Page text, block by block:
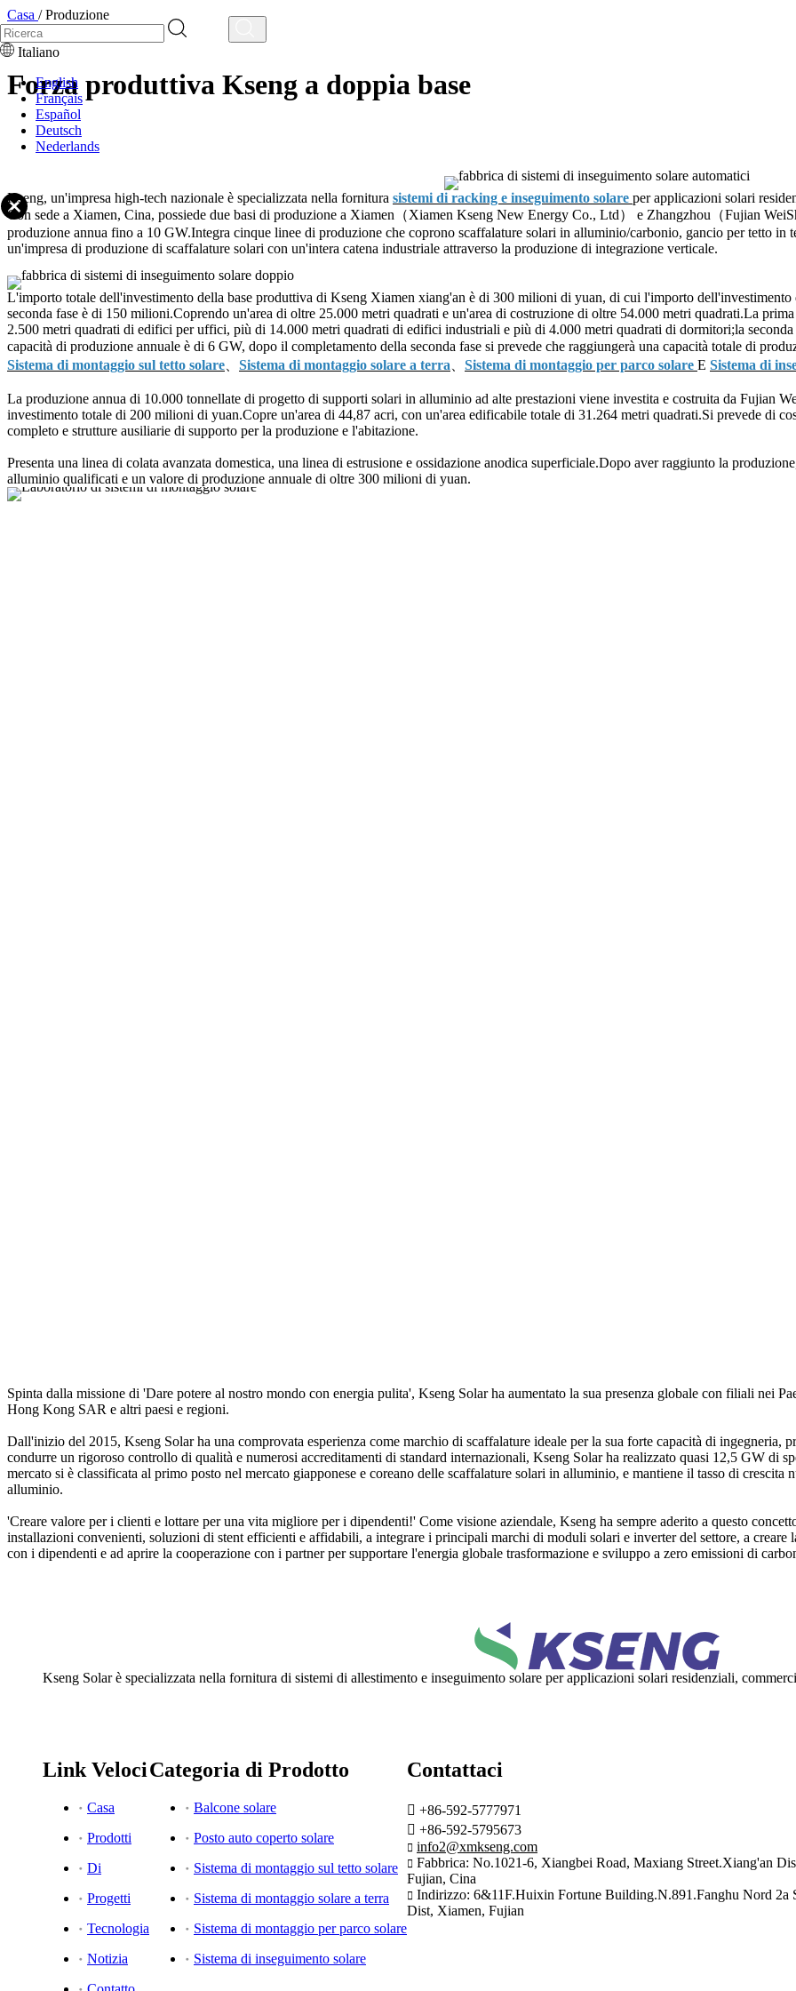
Italiano
English
Français
Español
Deutsch
Nederlands
Casa /Produzione
Forza produttiva Kseng a doppia base
Kseng, un'impresa high-tech nazionale è specializzata nella fornitura sistemi di racking e inseguimento solare per applicazioni solari
Con sede a Xiamen, Cina, possiede due basi di produzione a Xiamen（Xiamen Kseng New Energy Co., Ltd） e Zhangzhou（Fujian
produzione annua fino a 10 GW.Integra cinque linee di produzione che coprono scaffalature solari in alluminio/carbonio, gancio per tetto
un'impresa di produzione di scaffalature solari con un'intera catena industriale attraverso la produzione di integrazione verticale.
L'importo totale dell'investimento della base produttiva di Kseng Xiamen xiang'an è di 300 milioni di yuan, di cui l'importo
seconda fase è di 150 milioni.Coprendo un'area di oltre 25.000 metri quadrati e un'area di costruzione di oltre 54.000 metri quadrati.La
2.500 metri quadrati di edifici per uffici, più di 14.000 metri quadrati di edifici industriali e più di 4.000 metri quadrati di dormitori;la
capacità di produzione annuale è di 6 GW, dopo il completamento della seconda fase si prevede che raggiungerà una capacità totale di
Sistema di montaggio sul tetto solare
Sistema di montaggio solare a terra Sistema di montaggio per parco solare E Sistema di
La produzione annua di 10.000 tonnellate di progetto di supporti solari in alluminio ad alte prestazioni viene investita e costruita da Fujian
investimento totale di 200 milioni di yuan.Copre un'area di 44,87 acri, con un'area edificabile totale di 31.264 metri quadrati.Si prevede di
completo e strutture ausiliarie di supporto per la produzione e l'abitazione.
Presenta una linea di colata avanzata domestica, una linea di estrusione e ossidazione anodica superficiale.Dopo aver raggiunto la
alluminio qualificati e un valore di produzione annuale di oltre 300 milioni di yuan.
Spinta dalla missione di 'Dare potere al nostro mondo con energia pulita', Kseng Solar ha aumentato la sua presenza globale con filiali nei
Hong Kong SAR e altri paesi e regioni.
Dall'inizio del 2015, Kseng Solar ha una comprovata esperienza come marchio di scaffalature ideale per la sua forte capacità di ingegneria,
condurre un rigoroso controllo di qualità e numerosi accreditamenti di standard internazionali, Kseng Solar ha realizzato quasi 12,5 GW di
mercato si è classificata al primo posto nel mercato giapponese e coreano delle scaffalature solari in alluminio, e mantiene il tasso di crescita
alluminio.
'Creare valore per i clienti e lottare per una vita migliore per i dipendenti!' Come visione aziendale, Kseng ha sempre aderito a questo
installazioni convenienti, soluzioni di stent efficienti e affidabili, a integrare i principali marchi di moduli solari e inverter del settore, a
con i dipendenti e ad aprire la cooperazione con i partner per supportare l'energia globale trasformazione e sviluppo a zero emissioni di
Kseng Solar è specializzata nella fornitura di sistemi di allestimento e inseguimento solare per applicazioni solari residenziali,
Link Veloci
Casa
Prodotti
Di
Progetti
Tecnologia
Notizia
Categoria di Prodotto
Balcone solare
Posto auto coperto solare
Sistema di montaggio sul tetto solare
Sistema di montaggio solare a terra
Sistema di montaggio per parco solare
Sistema di inseguimento solare
Contattaci
 +86-592-5777971
 +86-592-5795673
 info2@xmkseng.com
 Fabbrica: No.1021-6, Xiangbei Road, Maxiang Street.Xiang'an
Fujian, Cina
 Indirizzo: 6&11F.Huixin Fortune Building.N.891.Fanghu Nord 2a
Dist, Xiamen, Fujian